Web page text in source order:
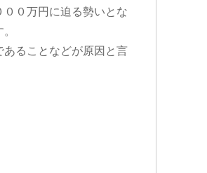
０万円に迫る勢いとな
ることなどが原因と言